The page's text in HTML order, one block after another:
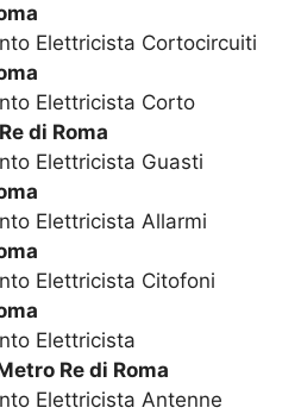
Elettricista Cortocircuiti
Elettricista Corto
di Roma
Elettricista Guasti
Elettricista Allarmi
Elettricista Citofoni
Elettricista
Re di Roma
Elettricista Antenne